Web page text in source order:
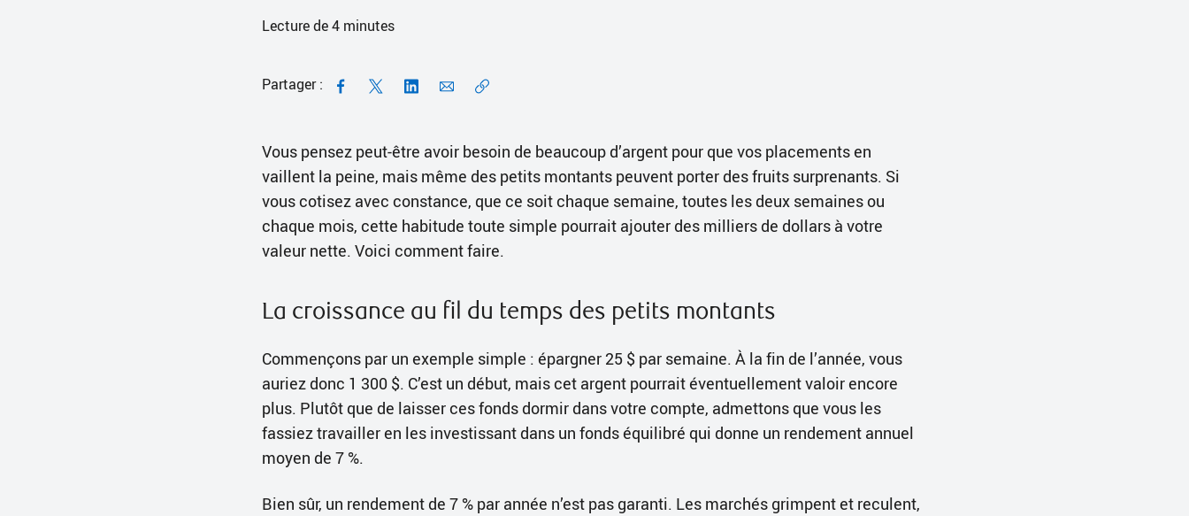
Lecture de4 minutes
Partager :
Vous pensez peut-être avoir besoin de beaucoup d’argent pour que vos placements en
vaillent la peine, mais même des petits montants peuvent porter des fruits surprenants. Si
vous cotisez avec constance, que ce soit chaque semaine, toutes les deux semaines ou
chaque mois, cette habitude toute simple pourrait ajouter des milliers de dollars à votre
valeur nette. Voici comment faire.
La croissance au fil du temps des petits montants
Commençons par un exemple simple : épargner 25 $ par semaine. À la fin de l’année, vous
auriez donc 1 300 $. C’est un début, mais cet argent pourrait éventuellement valoir encore
plus. Plutôt que de laisser ces fonds dormir dans votre compte, admettons que vous les
fassiez travailler en les investissant dans un fonds équilibré qui donne un rendement annuel
moyen de 7 %.
Bien sûr, un rendement de 7 % par année n’est pas garanti. Les marchés grimpent et reculent,